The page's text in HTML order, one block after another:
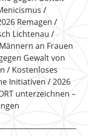
Remagen
Lichtenau
an Frauen
Gewalt von
Kostenloses
Initiativen
2026
unterzeichnen –